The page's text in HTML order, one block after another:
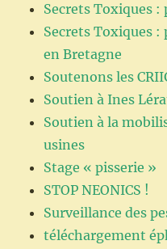
Secrets Toxiques :
Secrets Toxiques
en Bretagne
Soutenons les
Soutien à Ines
Soutien à la
usines
Stage « pisserie »
STOP NEONICS !
Surveillance des
téléchargement